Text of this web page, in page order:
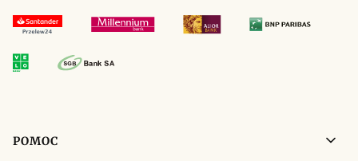
Linki w stopce
POMOC